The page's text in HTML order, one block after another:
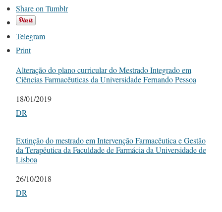
Share on Tumblr
Telegram
Print
Alteração do plano curricular do Mestrado Integrado em
Ciências Farmacêuticas da Universidade Fernando Pessoa
Date
18/01/2019
In relation to
DR
Extinção do mestrado em Intervenção Farmacêutica e Gestão
da Terapêutica da Faculdade de Farmácia da Universidade de
Lisboa
Date
26/10/2018
In relation to
DR